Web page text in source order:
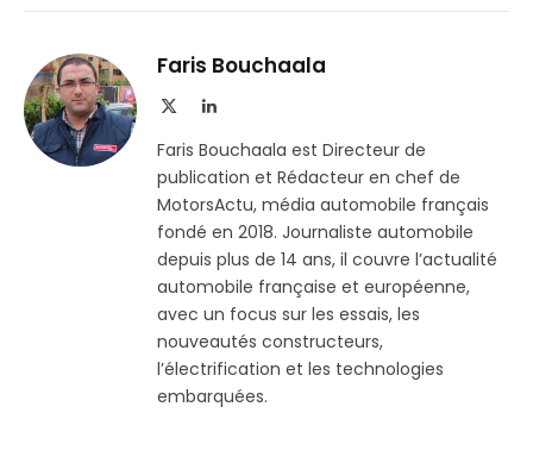
Telegram
Faris Bouchaala
LinkedIn
Faris Bouchaala est Directeur de
publication et Rédacteur en chef de
MotorsActu, média automobile français
fondé en 2018. Journaliste automobile
depuis plus de 14 ans, il couvre l’actualité
automobile française et européenne,
avec un focus sur les essais, les
nouveautés constructeurs,
l’électrification et les technologies
embarquées.